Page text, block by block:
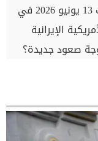
سعر الدولار اليوم السبت 13 يونيو 2026 في
الإيرانية
صعود جديدة؟